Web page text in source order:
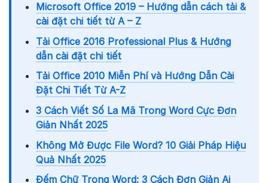
Microsoft Office 2019 – Hướng dẫn cách tải &
cài đặt chi tiết từ A – Z
Tải Office 2016 Professional Plus & Hướng
dẫn cài đặt chi tiết
Tải Office 2010 Miễn Phí và Hướng Dẫn Cài
Đặt Chi Tiết Từ A-Z
3 Cách Viết Số La Mã Trong Word Cực Đơn
Giản Nhất 2025
Không Mở Được File Word? 10 Giải Pháp Hiệu
Quả Nhất 2025
Đếm Chữ Trong Word: 3 Cách Đơn Giản Ai